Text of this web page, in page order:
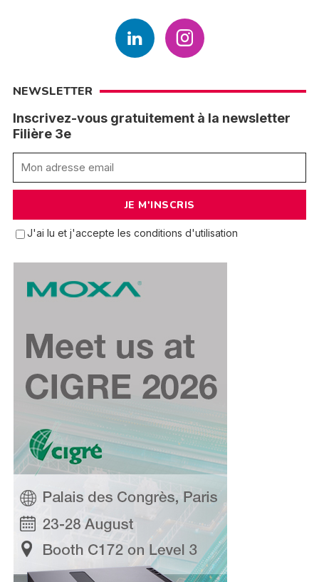
NEWSLETTER
Inscrivez-vous gratuitement à la newsletter
Filière 3e
J'ai lu et j'accepte les conditions d'utilisation